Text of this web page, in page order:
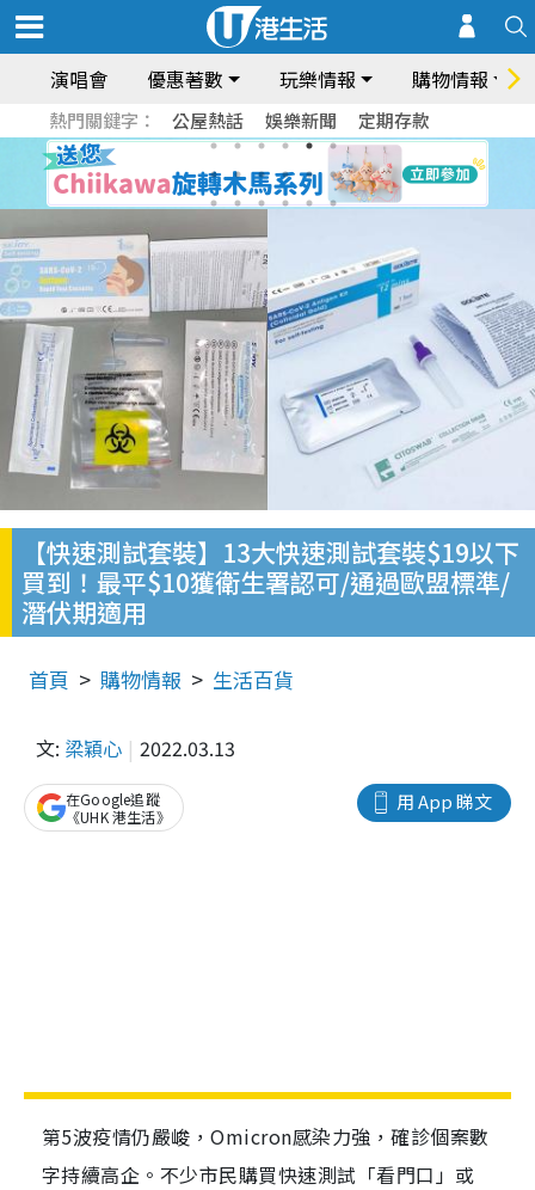
演唱會 優惠著數 玩樂情報 購物情報
熱門關鍵字： 公屋熱話 娛樂新聞 定期存款
【快速測試套裝】13大快速測試套裝$19以下
買到！最平$10獲衛生署認可/通過歐盟標準/
潛伏期適用
首頁 購物情報 生活百貨
文: 梁穎心 2022.03.13
用 App 睇文
在Google追蹤
《UHK 港生活》
第5波疫情仍嚴峻，Omicron感染力強，確診個案數
字持續高企。不少市民購買快速測試「看門口」或